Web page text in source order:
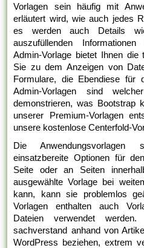
Vorlagen sein häufig mit
erläutert wird, wie auch jedes
es werden auch Details
auszufüllenden
Admin-Vorlage bietet Ihnen die
Sie zu dem Anzeigen von
Formulare, die Ebendiese für
Admin-Vorlagen sind
demonstrieren, was Bootstrap
unserer Premium-Vorlagen
unsere kostenlose Centerfold-
Die Anwendungsvorlagen
einsatzbereite Optionen für
Seite oder an Seiten
ausgewählte Vorlage bei
kann, kann sie problemlos
Vorlagen enthalten auch
Dateien verwendet
sachverstand anhand von
WordPress beziehen, extrem